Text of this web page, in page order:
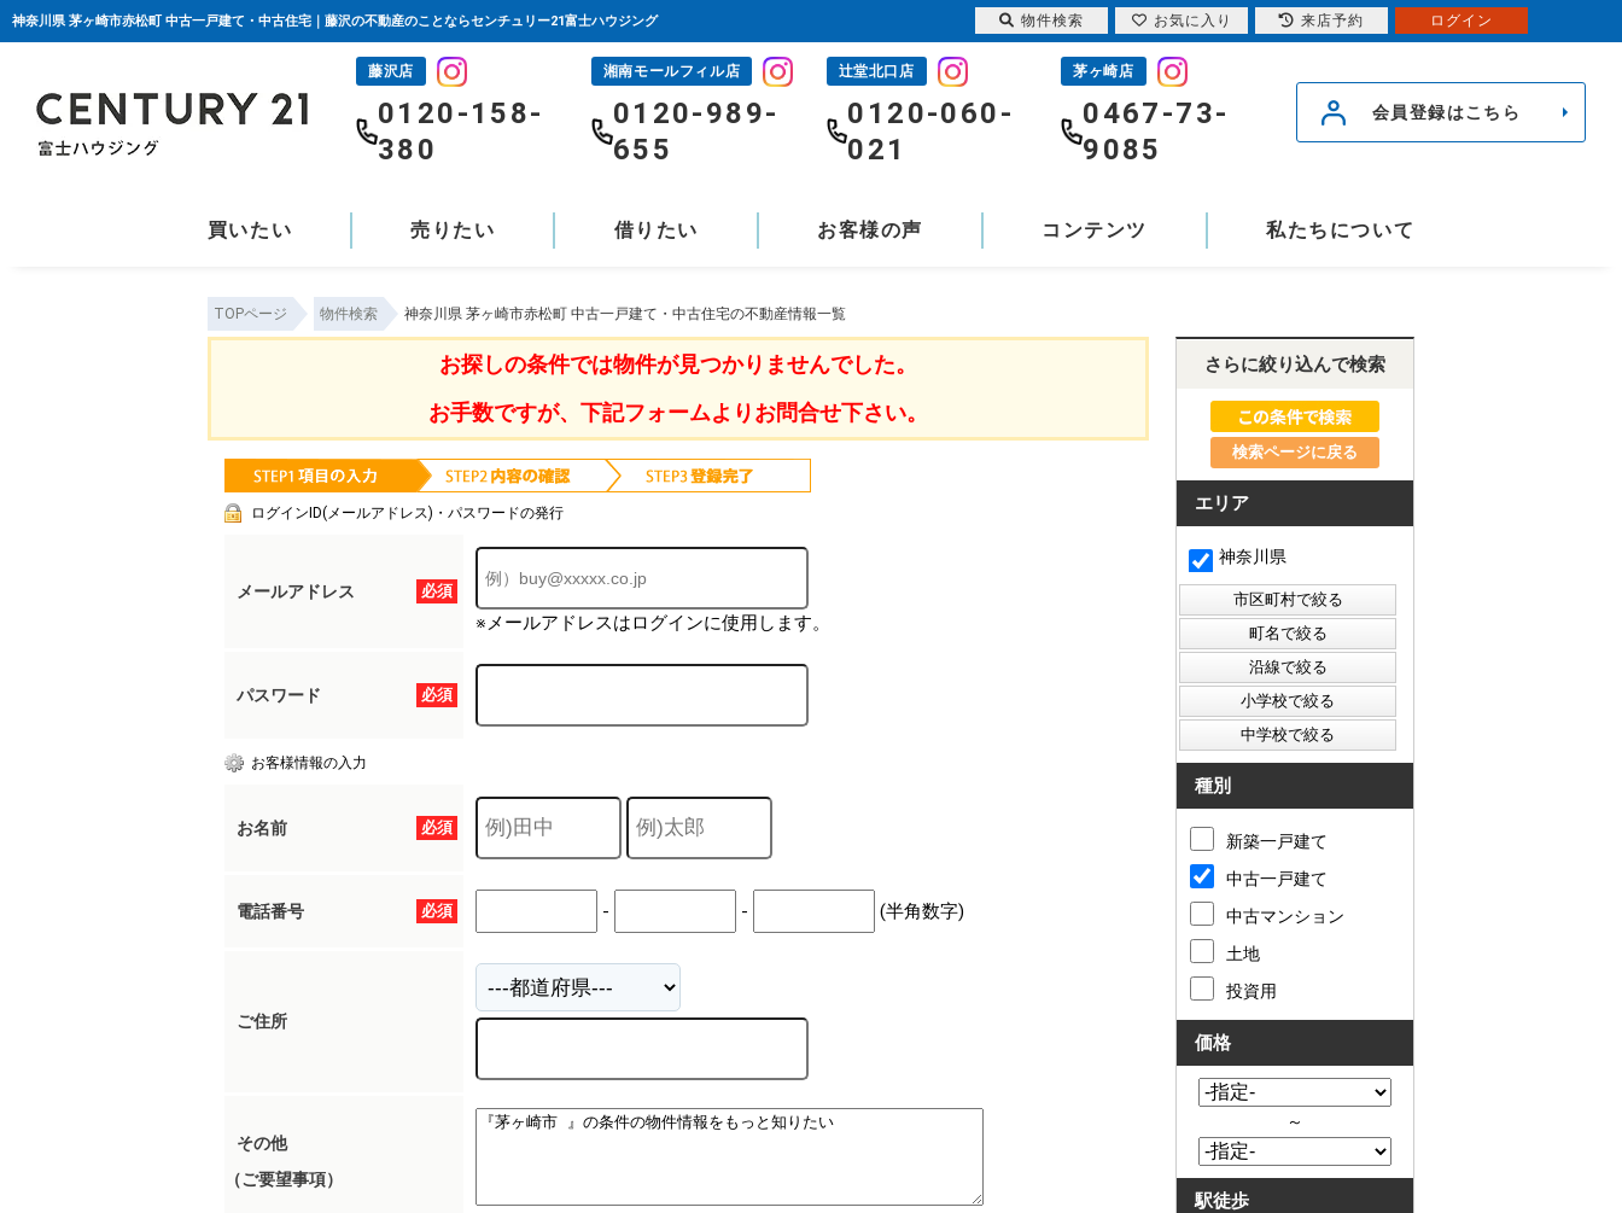
神奈川県 茅ヶ崎市赤松町 中古一戸建て・中古住宅｜藤沢の不動産のことならセンチュリー21富士ハウジング
藤沢店
0120-158-
380
湘南モールフィル店
0120-989-
655
辻堂北口店
0120-060-
021
茅ヶ崎店
0467-73-
9085
会員登録はこちら
買いたい 売りたい 借りたい お客様の声 コンテンツ 私たちについて
TOPページ 物件検索 神奈川県 茅ヶ崎市赤松町 中古一戸建て・中古住宅の不動産情報一覧
お探しの条件では物件が見つかりませんでした。
お手数ですが、下記フォームよりお問合せ下さい。
ログインID(メールアドレス)・パスワードの発行
必須
メールアドレス
※メールアドレスはログインに使用します。
必須
パスワード
お客様情報の入力
必須
お名前
必須
電話番号 - - (半角数字)
ご住所
その他
（ご要望事項）
さらに絞り込んで検索
検索ページに戻る
エリア
神奈川県
種別
新築一戸建て
中古一戸建て
中古マンション
土地
投資用
価格
～
駅徒歩
物件検索 お気に入り 来店予約 ログイン